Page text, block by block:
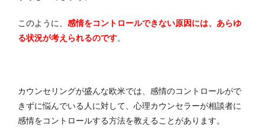
このように、 感情をコントロールできない原因には、あらゆ
る状況が考えられるのです。
カウンセリングが盛んな欧米では、感情のコントロールがで
きずに悩んでいる人に対して、心理カウンセラーが相談者に
感情をコントロールする方法を教えることがあります。